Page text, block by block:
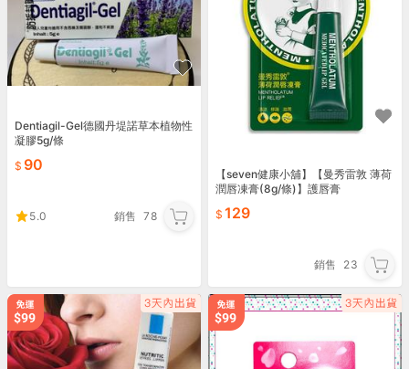
Dentiagil-Gel德國丹堤諾草本植物性
凝膠5g/條
90
5.0 銷售 78
【seven健康小舖】【曼秀雷敦 薄荷
潤唇凍膏(8g/條)】護唇膏
129
銷售 23